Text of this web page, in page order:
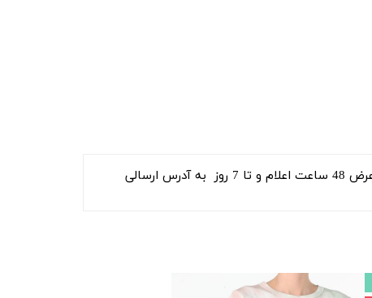
تمامی اقلام به جز لباس زیر و جوراب شلواری در صورت سلیقه و مشکل در دوخت و پارچه و سایز ... قابل استرداد بوده و در عرض 48 ساعت اعلام و تا 7 روز به آدرس ارسالی